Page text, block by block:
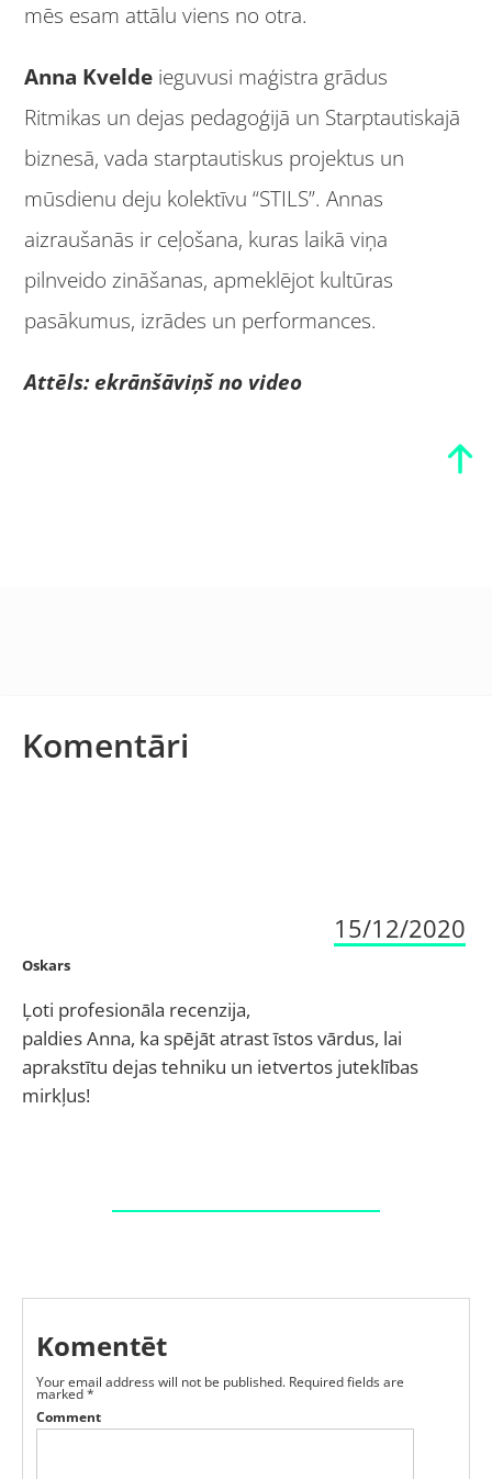
mēs esam attālu viens no otra.
Anna Kvelde ieguvusi maģistra grādus
Ritmikas un dejas pedagoģijā un Starptautiskajā
biznesā, vada starptautiskus projektus un
mūsdienu deju kolektīvu “STILS”. Annas
aizraušanās ir ceļošana, kuras laikā viņa
pilnveido zināšanas, apmeklējot kultūras
pasākumus, izrādes un performances.
Attēls: ekrānšāviņš no video
Komentāri
15/12/2020
Oskars
Ļoti profesionāla recenzija,
paldies Anna, ka spējāt atrast īstos vārdus, lai
aprakstītu dejas tehniku un ietvertos juteklības
mirkļus!
Komentēt
Your email address will not be published. Required fields are
marked*
Comment